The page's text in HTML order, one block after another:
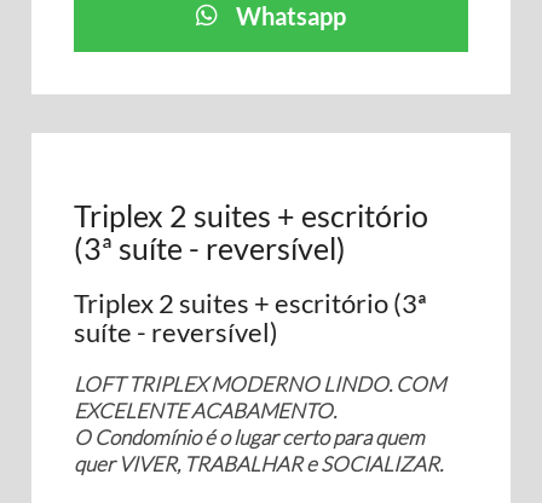
Whatsapp
Triplex 2 suites + escritório
(3ª suíte - reversível)
Triplex 2 suites + escritório (3ª
suíte - reversível)
LOFT TRIPLEX MODERNO LINDO. COM
EXCELENTE ACABAMENTO.
O Condomínio é o lugar certo para quem
quer VIVER, TRABALHAR e SOCIALIZAR.